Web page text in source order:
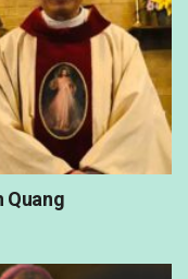
Quang